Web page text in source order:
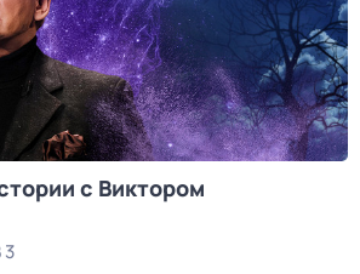
с Виктoром
3